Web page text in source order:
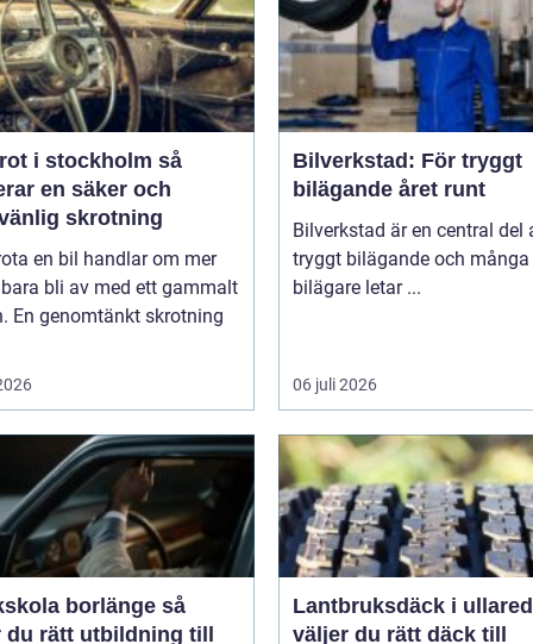
i stockholm så
en säker och
skrotning
en bil handlar om mer
bli av med ett gammalt
En genomtänkt skrotning
Bilverkstad: För tryggt
bilägande året runt
Bilverkstad är en central del
tryggt bilägande och många
bilägare letar ...
06 juli 2026
borlänge så
rätt utbildning till
Lantbruksdäck i ullared
väljer du rätt däck till